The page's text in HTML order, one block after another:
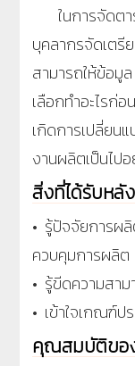
ในการจัดตา
บุคลากรจัดเตรี
สามารถให้ข้อมู
เลือกทำอะไรก่
เกิดการเปลี่ยน
งานผลิตเป็นไป
สิ่งที่ได้รับหลั
• รู้ปัจจัยการผ
ควบคุมการผลิต
• รู้ขีดความสา
• เข้าใจเกณฑ์ป
คุณสมบัติขอ